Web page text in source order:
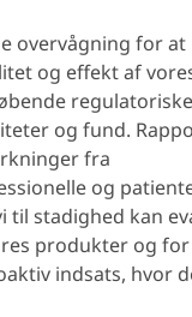
overvågning for
og effekt af
og fund.
fra
og
til stadighed kan
produkter og
indsats, hvor